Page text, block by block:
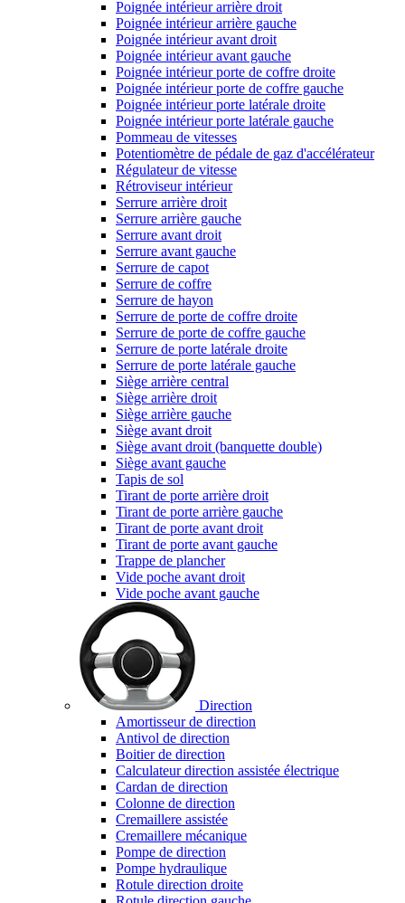
Poignée intérieur arrière droit
Poignée intérieur arrière gauche
Poignée intérieur avant droit
Poignée intérieur avant gauche
Poignée intérieur porte de coffre droite
Poignée intérieur porte de coffre gauche
Poignée intérieur porte latérale droite
Poignée intérieur porte latérale gauche
Pommeau de vitesses
Potentiomètre de pédale de gaz d'accélérateur
Régulateur de vitesse
Rétroviseur intérieur
Serrure arrière droit
Serrure arrière gauche
Serrure avant droit
Serrure avant gauche
Serrure de capot
Serrure de coffre
Serrure de hayon
Serrure de porte de coffre droite
Serrure de porte de coffre gauche
Serrure de porte latérale droite
Serrure de porte latérale gauche
Siège arrière central
Siège arrière droit
Siège arrière gauche
Siège avant droit
Siège avant droit (banquette double)
Siège avant gauche
Tapis de sol
Tirant de porte arrière droit
Tirant de porte arrière gauche
Tirant de porte avant droit
Tirant de porte avant gauche
Trappe de plancher
Vide poche avant droit
Vide poche avant gauche
Direction
Amortisseur de direction
Antivol de direction
Boitier de direction
Calculateur direction assistée électrique
Cardan de direction
Colonne de direction
Cremaillere assistée
Cremaillere mécanique
Pompe de direction
Pompe hydraulique
Rotule direction droite